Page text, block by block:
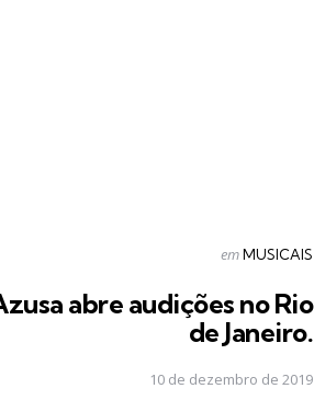
Postado
emMUSICAIS
abre audições no Rio
de Janeiro.
10 de dezembro de 2019